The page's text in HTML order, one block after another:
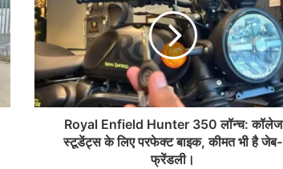
Royal Enfield Hunter 350 लॉन्च: कॉलेज
स्टूडेंट्स के लिए परफेक्ट बाइक, कीमत भी है जेब-
फ्रेंडली।